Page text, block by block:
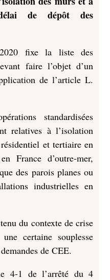
délai de dépôt des
fixe la liste des
faire l’objet d’un
de l’article L.
standardisées
relatives à l’isolation
et tertiaire en
France d’outre-mer,
des parois planes ou
industrielles en
du contexte de crise
certaine souplesse
de CEE.
4-1 de l’arrêté du 4